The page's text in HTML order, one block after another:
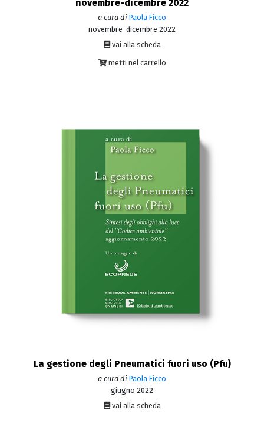
novembre-dicembre 2022
a cura di Paola Ficco
novembre-dicembre 2022
vai alla scheda
metti nel carrello
La gestione degli Pneumatici fuori uso (Pfu)
a cura di Paola Ficco
giugno 2022
vai alla scheda